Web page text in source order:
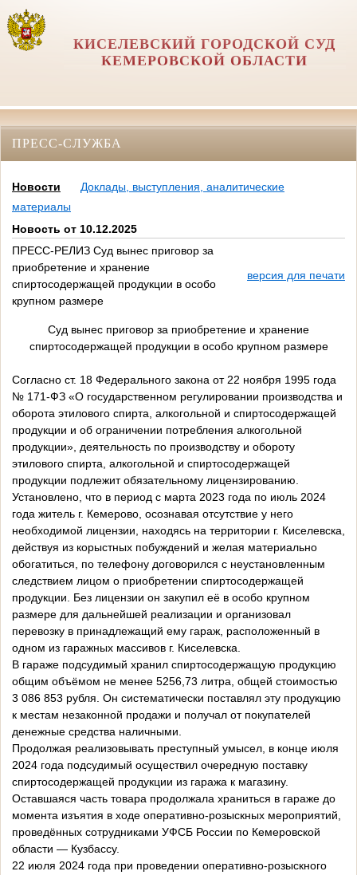
КИСЕЛЕВСКИЙ ГОРОДСКОЙ СУД
КЕМЕРОВСКОЙ ОБЛАСТИ
ПРЕСС-СЛУЖБА
Новости
Доклады, выступления, аналитические
материалы
Новость от 10.12.2025
ПРЕСС-РЕЛИЗ Суд вынес приговор за
приобретение и хранение
спиртосодержащей продукции в особо
крупном размере
версия для печати
Суд вынес приговор за приобретение и хранение
спиртосодержащей продукции в особо крупном размере
Согласно ст. 18 Федерального закона от 22 ноября 1995 года
№ 171-ФЗ «О государственном регулировании производства и
оборота этилового спирта, алкогольной и спиртосодержащей
продукции и об ограничении потребления алкогольной
продукции», деятельность по производству и обороту
этилового спирта, алкогольной и спиртосодержащей
продукции подлежит обязательному лицензированию.
Установлено, что в период с марта 2023 года по июль 2024
года житель г. Кемерово, осознавая отсутствие у него
необходимой лицензии, находясь на территории г. Киселевска,
действуя из корыстных побуждений и желая материально
обогатиться, по телефону договорился с неустановленным
следствием лицом о приобретении спиртосодержащей
продукции. Без лицензии он закупил её в особо крупном
размере для дальнейшей реализации и организовал
перевозку в принадлежащий ему гараж, расположенный в
одном из гаражных массивов г. Киселевска.
В гараже подсудимый хранил спиртосодержащую продукцию
общим объёмом не менее 5256,73 литра, общей стоимостью
3 086 853 рубля. Он систематически поставлял эту продукцию
к местам незаконной продажи и получал от покупателей
денежные средства наличными.
Продолжая реализовывать преступный умысел, в конце июля
2024 года подсудимый осуществил очередную поставку
спиртосодержащей продукции из гаража к магазину.
Оставшаяся часть товара продолжала храниться в гараже до
момента изъятия в ходе оперативно-розыскных мероприятий,
проведённых сотрудниками УФСБ России по Кемеровской
области — Кузбассу.
22 июля 2024 года при проведении оперативно-розыскного